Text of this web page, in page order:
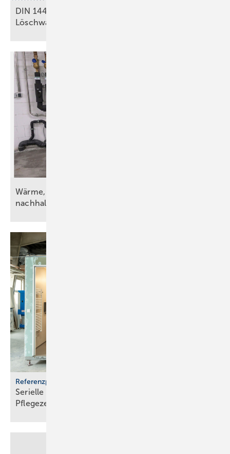
DIN 14462: Was für SHK-Betriebe zu
Löschwasseranlagen relevant
Wärme, Kälte, Wasser und Strom – vorsätzlich
nachhaltig
Referenzprojekt Geberit
Serielle Badfertigung im Pful­len­dor­fer
Pfle­ge­zen­trum